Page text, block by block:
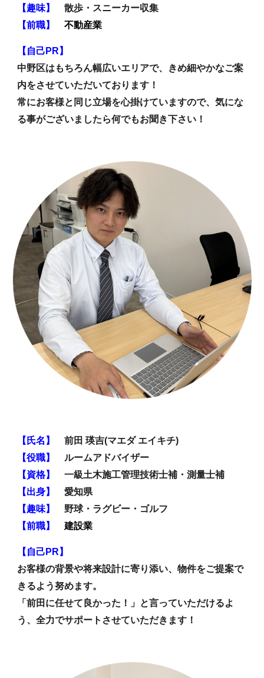
【趣味】
散歩・スニーカー収集
【前職】 不動産業
【自己PR】
中野区はもちろん幅広いエリアで、きめ細やかなご案
内をさせていただいております！
常にお客様と同じ立場を心掛けていますので、気にな
る事がございましたら何でもお聞き下さい！
【氏名】 前田 瑛吉(マエダ エイキチ)
【役職】
ルームアドバイザー
【資格】
一級土木施工管理技術士補・測量士補
【出身】
愛知県
【趣味】
野球・ラグビー・ゴルフ
【前職】建設業
【自己PR】
お客様の背景や将来設計に寄り添い、物件をご提案で
きるよう努めます。
「前田に任せて良かった！」と言っていただけるよ
う、全力でサポートさせていただきます！